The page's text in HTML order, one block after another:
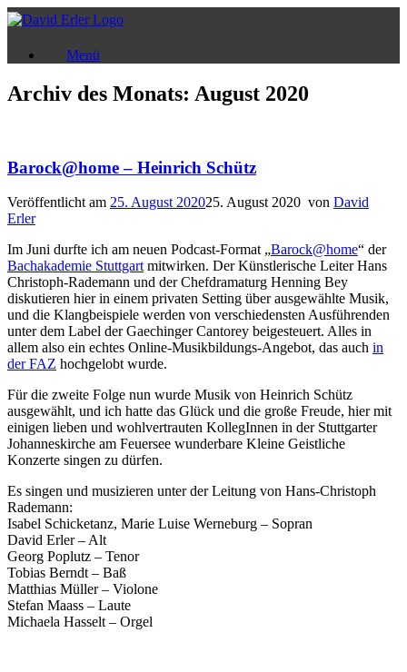
Zum
Inhalt
Menü
Archiv des Monats: August 2020
Barock@home – Heinrich Schütz
Veröffentlicht am 25. August 202025. August 2020 von David
Erler
Im Juni durfte ich am neuen Podcast-Format „Barock@home“ der
Bachakademie Stuttgart mitwirken. Der Künstlerische Leiter Hans
Christoph-Rademann und der Chefdramaturg Henning Bey
diskutieren hier in einem privaten Setting über ausgewählte Musik,
und die Klangbeispiele werden von verschiedensten Ausführenden
unter dem Label der Gaechinger Cantorey beigesteuert. Alles in
allem also ein echtes Online-Musikbildungs-Angebot, das auch in
der FAZ hochgelobt wurde.
Für die zweite Folge nun wurde Musik von Heinrich Schütz
ausgewählt, und ich hatte das Glück und die große Freude, hier mit
einigen lieben und wohlvertrauten KollegInnen in der Stuttgarter
Johanneskirche am Feuersee wunderbare Kleine Geistliche
Konzerte singen zu dürfen.
Es singen und musizieren unter der Leitung von Hans-Christoph
Rademann:
Isabel Schicketanz, Marie Luise Werneburg – Sopran
David Erler – Alt
Georg Poplutz – Tenor
Tobias Berndt – Baß
Matthias Müller – Violone
Stefan Maass – Laute
Michaela Hasselt – Orgel